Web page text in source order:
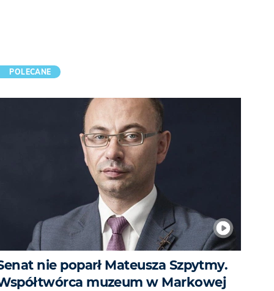
POLECANE
nie poparł Mateusza Szpytmy.
muzeum w Markowej